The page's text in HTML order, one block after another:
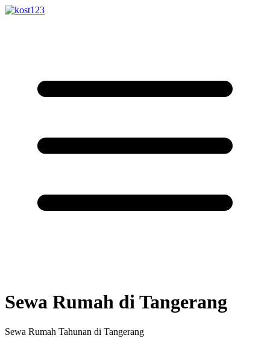
Sewa Rumah di Tangerang
Sewa Rumah Tahunan di Tangerang